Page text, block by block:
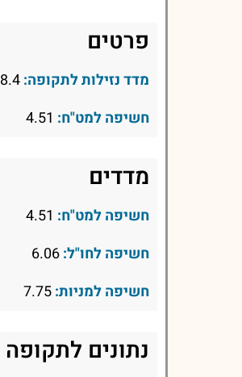
פרטים
מדד נזילות לתקופה:
חשיפה למט"ח:
מדדים
חשיפה למט"ח:
חשיפה לחו"ל:
חשיפה למניות:
נתונים לתקופה